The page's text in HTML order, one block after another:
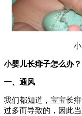
小婴儿长痱子怎么办？
一、通风
我们都知道，宝宝长
过多而导致的，因此